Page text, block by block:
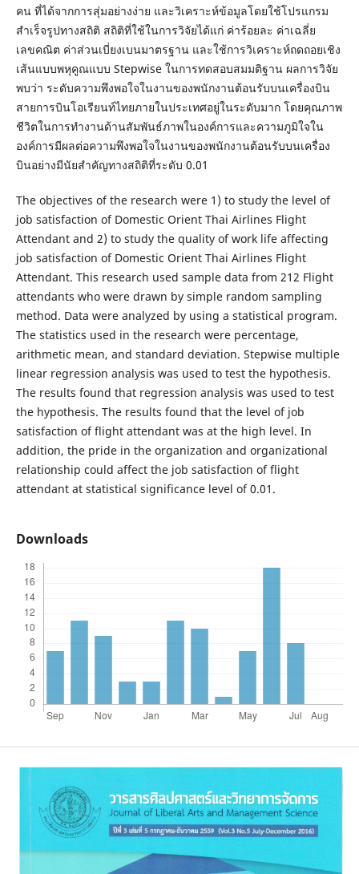
คน ที่ได้จากการสุ่มอย่างง่าย และวิเคราะห์ข้อมูลโดยใช้โปรแกรม
สำเร็จรูปทางสถิติ สถิติที่ใช้ในการวิจัยได้แก่ ค่าร้อยละ ค่าเฉลี่ย
เลขคณิต ค่าส่วนเบี่ยงเบนมาตรฐาน และใช้การวิเคราะห์ถดถอยเชิง
เส้นแบบพหุคูณแบบ Stepwise ในการทดสอบสมมติฐาน ผลการวิจัย
พบว่า ระดับความพึงพอใจในงานของพนักงานต้อนรับบนเครื่องบิน
สายการบินโอเรียนท์ไทยภายในประเทศอยู่ในระดับมาก โดยคุณภาพ
ชีวิตในการทำงานด้านสัมพันธ์ภาพในองค์การและความภูมิใจใน
องค์การมีผลต่อความพึงพอใจในงานของพนักงานต้อนรับบนเครื่อง
บินอย่างมีนัยสำคัญทางสถิติที่ระดับ 0.01
The objectives of the research were 1) to study the level of
job satisfaction of Domestic Orient Thai Airlines Flight
Attendant and 2) to study the quality of work life affecting
job satisfaction of Domestic Orient Thai Airlines Flight
Attendant. This research used sample data from 212 Flight
attendants who were drawn by simple random sampling
method. Data were analyzed by using a statistical program.
The statistics used in the research were percentage,
arithmetic mean, and standard deviation. Stepwise multiple
linear regression analysis was used to test the hypothesis.
The results found that regression analysis was used to test
the hypothesis. The results found that the level of job
satisfaction of flight attendant was at the high level. In
addition, the pride in the organization and organizational
relationship could affect the job satisfaction of flight
attendant at statistical significance level of 0.01.
Downloads